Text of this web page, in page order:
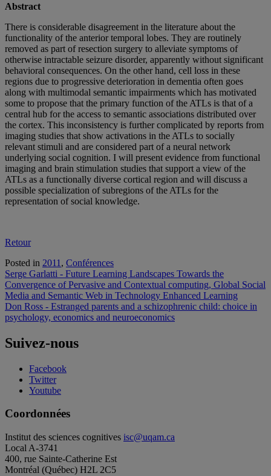
Abstract
There is considerable disagreement in the literature about the
functionality of the anterior temporal lobes. They are routinely
removed as part of resection surgery to alleviate symptoms of
otherwise intractable seizure disorder, apparently without significant
behavioral consequences. On the other hand, cell loss in these
regions due to progressive deterioration in dementia often goes
along with multimodal semantic impairments which has motivated
some to propose that the primary function of the ATLs is that of a
central hub for the access to semantic associations distributed over
the cortex. This inconsistency is further complicated by reports from
imaging studies that show activations in the ATLs to socially
relevant stimuli and are considered part of a neural network
underlying social cognition. I will present evidence from functional
imaging and brain stimulation studies that support a view of the
ATLs as a functionally diverse cortical region and will discuss a
possible specialization of subregions of the ATLs for the
representation of social knowledge.
Retour
Posted in 2011 , Conférences
Navigation
de
l'article
Serge Garlatti - Future Learning Landscapes Towards the
Convergence of Pervasive and Contextual computing, Global Social
Media and Semantic Web in Technology Enhanced Learning
Don Ross - Estranged parents and a schizophrenic child: choice in
psychology, economics and neuroeconomics
Suivez-nous
Facebook
Twitter
Youtube
Coordonnées
Institut des sciences cognitives isc@uqam.ca
Local A-3741
400, rue Sainte-Catherine Est
Montréal (Québec) H2L 2C5